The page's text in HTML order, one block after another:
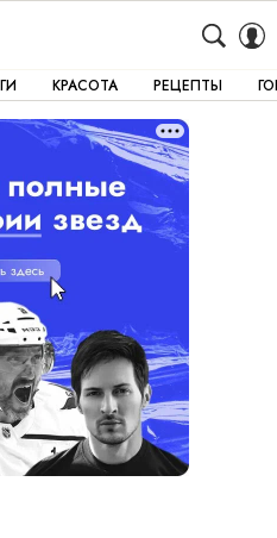
КРАСОТА РЕЦЕПТЫ